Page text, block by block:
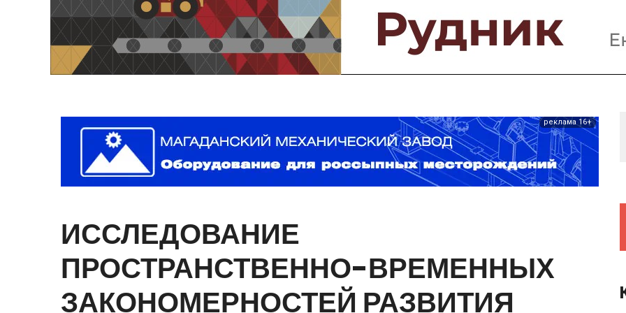
Интервью
Выставки, Конференции
Женщины в горном деле
реклама 16+
ИССЛЕДОВАНИЕ
ПРОСТРАНСТВЕННО-ВРЕМЕННЫХ
ЗАКОНОМЕРНОСТЕЙ РАЗВИТИЯ